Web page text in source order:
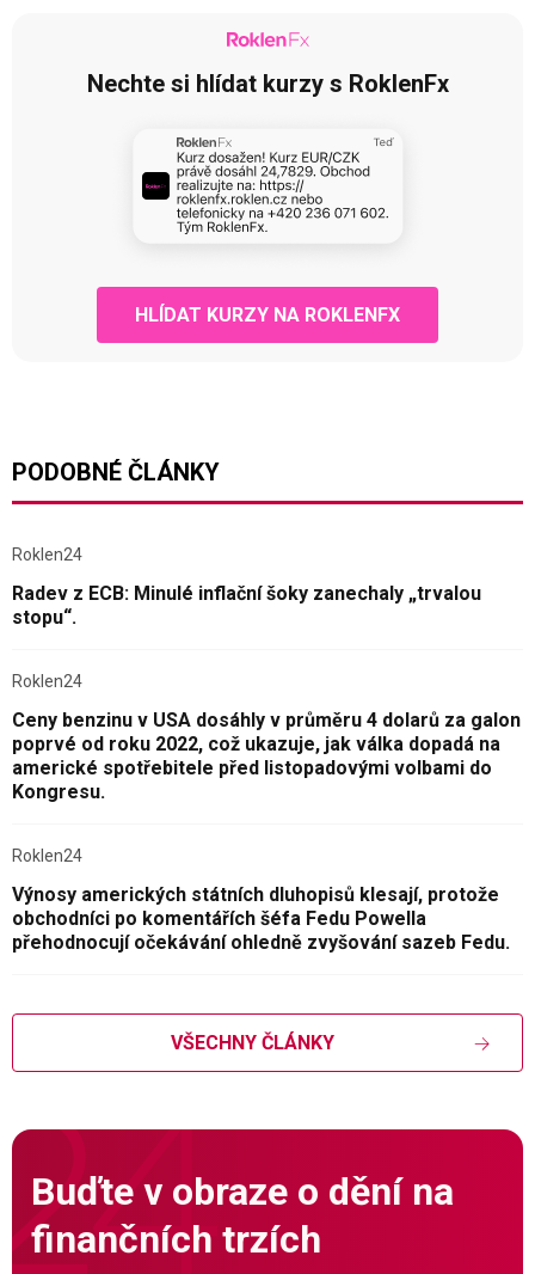
Nechte si hlídat kurzy s RoklenFx
HLÍDAT KURZY NA ROKLENFX
PODOBNÉ ČLÁNKY
Roklen24
Radev z ECB: Minulé inflační šoky zanechaly „trvalou
stopu“.
Roklen24
Ceny benzinu v USA dosáhly v průměru 4 dolarů za galon
poprvé od roku 2022, což ukazuje, jak válka dopadá na
americké spotřebitele před listopadovými volbami do
Kongresu.
Roklen24
Výnosy amerických státních dluhopisů klesají, protože
obchodníci po komentářích šéfa Fedu Powella
přehodnocují očekávání ohledně zvyšování sazeb Fedu.
VŠECHNY ČLÁNKY
Buďte v obraze o dění na
finančních trzích